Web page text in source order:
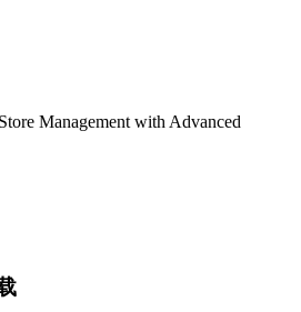
Management with Advanced